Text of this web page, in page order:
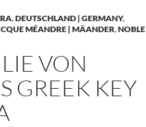
,DEUTSCHLAND | GERMANY,
MÉANDRE | MÄANDER,NOBLE
VON
GREEK KEY